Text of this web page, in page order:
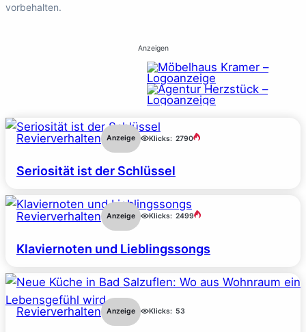
vorbehalten.
Anzeigen
Revierverhalten Anzeige Klicks: 2790
Seriosität ist der Schlüssel
Revierverhalten Anzeige Klicks: 2499
Klaviernoten und Lieblingssongs
Revierverhalten Anzeige Klicks: 53